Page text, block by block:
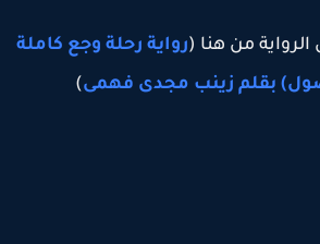
من هنا (رواية رحلة وجع كاملة
بقلم زينب مجدى فهمى)